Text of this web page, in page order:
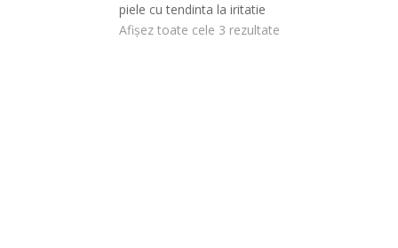
piele cu tendinta la iritatie
Afișez toate cele 3 rezultate